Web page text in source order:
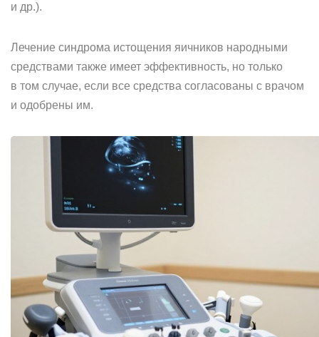
и др.).
Лечение синдрома истощения яичников народными
средствами также имеет эффективность, но только
в том случае, если все средства согласованы с врачом
и одобрены им.